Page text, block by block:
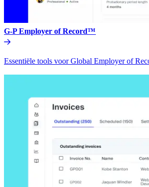
G-P Employer of Record™​​
Essentiële tools voor Global Employer of